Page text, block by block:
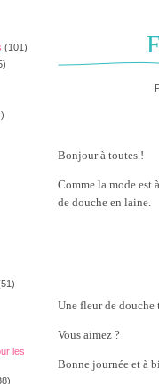
(101)
les
Bonjour à toutes !
Comme la mode est
de douche en laine.
Une fleur de douche
Vous aimez ?
Bonne journée et à